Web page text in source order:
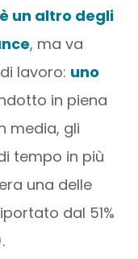
è un altro degli
, ma va
lavoro: uno
in piena
media, gli
tempo in più
una delle
dal 51%